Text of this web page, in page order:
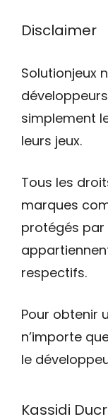
Disclaimer
Solutionjeux
simplement
leurs jeux.
Tous les
marques
protégés par
respectifs.
Pour obtenir
n’importe
le
Kassidi